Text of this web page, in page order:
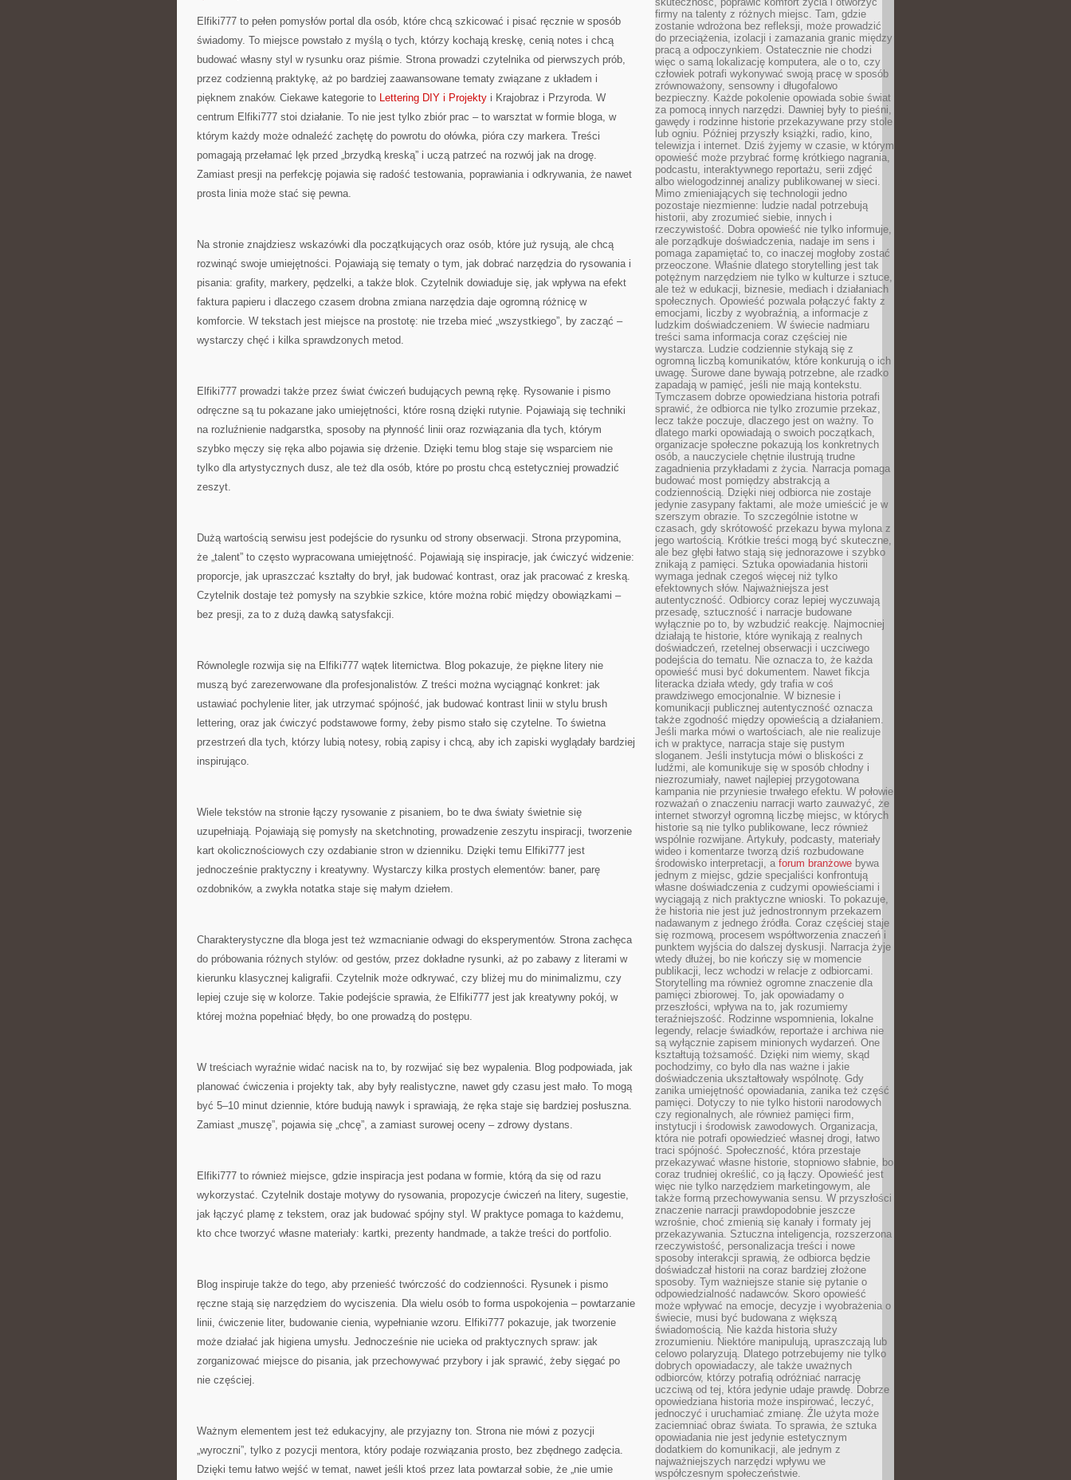
Elfiki777 to pełen pomysłów portal dla osób, które chcą szkicować i pisać ręcznie w sposób
świadomy. To miejsce powstało z myślą o tych, którzy kochają kreskę, cenią notes i chcą
budować własny styl w rysunku oraz piśmie. Strona prowadzi czytelnika od pierwszych prób,
przez codzienną praktykę, aż po bardziej zaawansowane tematy związane z układem i
pięknem znaków. Ciekawe kategorie to Lettering DIY i Projekty i Krajobraz i Przyroda. W
centrum Elfiki777 stoi działanie. To nie jest tylko zbiór prac – to warsztat w formie bloga, w
którym każdy może odnaleźć zachętę do powrotu do ołówka, pióra czy markera. Treści
pomagają przełamać lęk przed „brzydką kreską” i uczą patrzeć na rozwój jak na drogę.
Zamiast presji na perfekcję pojawia się radość testowania, poprawiania i odkrywania, że nawet
prosta linia może stać się pewna.
Na stronie znajdziesz wskazówki dla początkujących oraz osób, które już rysują, ale chcą
rozwinąć swoje umiejętności. Pojawiają się tematy o tym, jak dobrać narzędzia do rysowania i
pisania: grafity, markery, pędzelki, a także blok. Czytelnik dowiaduje się, jak wpływa na efekt
faktura papieru i dlaczego czasem drobna zmiana narzędzia daje ogromną różnicę w
komforcie. W tekstach jest miejsce na prostotę: nie trzeba mieć „wszystkiego”, by zacząć –
wystarczy chęć i kilka sprawdzonych metod.
Elfiki777 prowadzi także przez świat ćwiczeń budujących pewną rękę. Rysowanie i pismo
odręczne są tu pokazane jako umiejętności, które rosną dzięki rutynie. Pojawiają się techniki
na rozluźnienie nadgarstka, sposoby na płynność linii oraz rozwiązania dla tych, którym
szybko męczy się ręka albo pojawia się drżenie. Dzięki temu blog staje się wsparciem nie
tylko dla artystycznych dusz, ale też dla osób, które po prostu chcą estetyczniej prowadzić
zeszyt.
Dużą wartością serwisu jest podejście do rysunku od strony obserwacji. Strona przypomina,
że „talent” to często wypracowana umiejętność. Pojawiają się inspiracje, jak ćwiczyć widzenie:
proporcje, jak upraszczać kształty do brył, jak budować kontrast, oraz jak pracować z kreską.
Czytelnik dostaje też pomysły na szybkie szkice, które można robić między obowiązkami –
bez presji, za to z dużą dawką satysfakcji.
Równolegle rozwija się na Elfiki777 wątek liternictwa. Blog pokazuje, że piękne litery nie
muszą być zarezerwowane dla profesjonalistów. Z treści można wyciągnąć konkret: jak
ustawiać pochylenie liter, jak utrzymać spójność, jak budować kontrast linii w stylu brush
lettering, oraz jak ćwiczyć podstawowe formy, żeby pismo stało się czytelne. To świetna
przestrzeń dla tych, którzy lubią notesy, robią zapisy i chcą, aby ich zapiski wyglądały bardziej
inspirująco.
Wiele tekstów na stronie łączy rysowanie z pisaniem, bo te dwa światy świetnie się
uzupełniają. Pojawiają się pomysły na sketchnoting, prowadzenie zeszytu inspiracji, tworzenie
kart okolicznościowych czy ozdabianie stron w dzienniku. Dzięki temu Elfiki777 jest
jednocześnie praktyczny i kreatywny. Wystarczy kilka prostych elementów: baner, parę
ozdobników, a zwykła notatka staje się małym dziełem.
Charakterystyczne dla bloga jest też wzmacnianie odwagi do eksperymentów. Strona zachęca
do próbowania różnych stylów: od gestów, przez dokładne rysunki, aż po zabawy z literami w
kierunku klasycznej kaligrafii. Czytelnik może odkrywać, czy bliżej mu do minimalizmu, czy
lepiej czuje się w kolorze. Takie podejście sprawia, że Elfiki777 jest jak kreatywny pokój, w
której można popełniać błędy, bo one prowadzą do postępu.
W treściach wyraźnie widać nacisk na to, by rozwijać się bez wypalenia. Blog podpowiada, jak
planować ćwiczenia i projekty tak, aby były realistyczne, nawet gdy czasu jest mało. To mogą
być 5–10 minut dziennie, które budują nawyk i sprawiają, że ręka staje się bardziej posłuszna.
Zamiast „muszę”, pojawia się „chcę”, a zamiast surowej oceny – zdrowy dystans.
Elfiki777 to również miejsce, gdzie inspiracja jest podana w formie, którą da się od razu
wykorzystać. Czytelnik dostaje motywy do rysowania, propozycje ćwiczeń na litery, sugestie,
jak łączyć plamę z tekstem, oraz jak budować spójny styl. W praktyce pomaga to każdemu,
kto chce tworzyć własne materiały: kartki, prezenty handmade, a także treści do portfolio.
Blog inspiruje także do tego, aby przenieść twórczość do codzienności. Rysunek i pismo
ręczne stają się narzędziem do wyciszenia. Dla wielu osób to forma uspokojenia – powtarzanie
linii, ćwiczenie liter, budowanie cienia, wypełnianie wzoru. Elfiki777 pokazuje, jak tworzenie
może działać jak higiena umysłu. Jednocześnie nie ucieka od praktycznych spraw: jak
zorganizować miejsce do pisania, jak przechowywać przybory i jak sprawić, żeby sięgać po
nie częściej.
Ważnym elementem jest też edukacyjny, ale przyjazny ton. Strona nie mówi z pozycji
„wyroczni”, tylko z pozycji mentora, który podaje rozwiązania prosto, bez zbędnego zadęcia.
Dzięki temu łatwo wejść w temat, nawet jeśli ktoś przez lata powtarzał sobie, że „nie umie
firmy na talenty z różnych miejsc. Tam, gdzie
zostanie wdrożona bez refleksji, może prowadzić
do przeciążenia, izolacji i zamazania granic między
pracą a odpoczynkiem. Ostatecznie nie chodzi
więc o samą lokalizację komputera, ale o to, czy
człowiek potrafi wykonywać swoją pracę w sposób
zrównoważony, sensowny i długofalowo
bezpieczny. Każde pokolenie opowiada sobie świat
za pomocą innych narzędzi. Dawniej były to pieśni,
gawędy i rodzinne historie przekazywane przy stole
lub ogniu. Później przyszły książki, radio, kino,
telewizja i internet. Dziś żyjemy w czasie, w którym
opowieść może przybrać formę krótkiego nagrania,
podcastu, interaktywnego reportażu, serii zdjęć
albo wielogodzinnej analizy publikowanej w sieci.
Mimo zmieniających się technologii jedno
pozostaje niezmienne: ludzie nadal potrzebują
historii, aby zrozumieć siebie, innych i
rzeczywistość. Dobra opowieść nie tylko informuje,
ale porządkuje doświadczenia, nadaje im sens i
pomaga zapamiętać to, co inaczej mogłoby zostać
przeoczone. Właśnie dlatego storytelling jest tak
potężnym narzędziem nie tylko w kulturze i sztuce,
ale też w edukacji, biznesie, mediach i działaniach
społecznych. Opowieść pozwala połączyć fakty z
emocjami, liczby z wyobraźnią, a informacje z
ludzkim doświadczeniem. W świecie nadmiaru
treści sama informacja coraz częściej nie
wystarcza. Ludzie codziennie stykają się z
ogromną liczbą komunikatów, które konkurują o ich
uwagę. Surowe dane bywają potrzebne, ale rzadko
zapadają w pamięć, jeśli nie mają kontekstu.
Tymczasem dobrze opowiedziana historia potrafi
sprawić, że odbiorca nie tylko zrozumie przekaz,
lecz także poczuje, dlaczego jest on ważny. To
dlatego marki opowiadają o swoich początkach,
organizacje społeczne pokazują los konkretnych
osób, a nauczyciele chętnie ilustrują trudne
zagadnienia przykładami z życia. Narracja pomaga
budować most pomiędzy abstrakcją a
codziennością. Dzięki niej odbiorca nie zostaje
jedynie zasypany faktami, ale może umieścić je w
szerszym obrazie. To szczególnie istotne w
czasach, gdy skrótowość przekazu bywa mylona z
jego wartością. Krótkie treści mogą być skuteczne,
ale bez głębi łatwo stają się jednorazowe i szybko
znikają z pamięci. Sztuka opowiadania historii
wymaga jednak czegoś więcej niż tylko
efektownych słów. Najważniejsza jest
autentyczność. Odbiorcy coraz lepiej wyczuwają
przesadę, sztuczność i narracje budowane
wyłącznie po to, by wzbudzić reakcję. Najmocniej
działają te historie, które wynikają z realnych
doświadczeń, rzetelnej obserwacji i uczciwego
podejścia do tematu. Nie oznacza to, że każda
opowieść musi być dokumentem. Nawet fikcja
literacka działa wtedy, gdy trafia w coś
prawdziwego emocjonalnie. W biznesie i
komunikacji publicznej autentyczność oznacza
także zgodność między opowieścią a działaniem.
Jeśli marka mówi o wartościach, ale nie realizuje
ich w praktyce, narracja staje się pustym
sloganem. Jeśli instytucja mówi o bliskości z
ludźmi, ale komunikuje się w sposób chłodny i
niezrozumiały, nawet najlepiej przygotowana
kampania nie przyniesie trwałego efektu. W połowie
rozważań o znaczeniu narracji warto zauważyć, że
internet stworzył ogromną liczbę miejsc, w których
historie są nie tylko publikowane, lecz również
wspólnie rozwijane. Artykuły, podcasty, materiały
wideo i komentarze tworzą dziś rozbudowane
środowisko interpretacji, a forum branżowe bywa
jednym z miejsc, gdzie specjaliści konfrontują
własne doświadczenia z cudzymi opowieściami i
wyciągają z nich praktyczne wnioski. To pokazuje,
że historia nie jest już jednostronnym przekazem
nadawanym z jednego źródła. Coraz częściej staje
się rozmową, procesem współtworzenia znaczeń i
punktem wyjścia do dalszej dyskusji. Narracja żyje
wtedy dłużej, bo nie kończy się w momencie
publikacji, lecz wchodzi w relacje z odbiorcami.
Storytelling ma również ogromne znaczenie dla
pamięci zbiorowej. To, jak opowiadamy o
przeszłości, wpływa na to, jak rozumiemy
teraźniejszość. Rodzinne wspomnienia, lokalne
legendy, relacje świadków, reportaże i archiwa nie
są wyłącznie zapisem minionych wydarzeń. One
kształtują tożsamość. Dzięki nim wiemy, skąd
pochodzimy, co było dla nas ważne i jakie
doświadczenia ukształtowały wspólnotę. Gdy
zanika umiejętność opowiadania, zanika też część
pamięci. Dotyczy to nie tylko historii narodowych
czy regionalnych, ale również pamięci firm,
instytucji i środowisk zawodowych. Organizacja,
która nie potrafi opowiedzieć własnej drogi, łatwo
traci spójność. Społeczność, która przestaje
przekazywać własne historie, stopniowo słabnie, bo
coraz trudniej określić, co ją łączy. Opowieść jest
więc nie tylko narzędziem marketingowym, ale
także formą przechowywania sensu. W przyszłości
znaczenie narracji prawdopodobnie jeszcze
wzrośnie, choć zmienią się kanały i formaty jej
przekazywania. Sztuczna inteligencja, rozszerzona
rzeczywistość, personalizacja treści i nowe
sposoby interakcji sprawią, że odbiorca będzie
doświadczał historii na coraz bardziej złożone
sposoby. Tym ważniejsze stanie się pytanie o
odpowiedzialność nadawców. Skoro opowieść
może wpływać na emocje, decyzje i wyobrażenia o
świecie, musi być budowana z większą
świadomością. Nie każda historia służy
zrozumieniu. Niektóre manipulują, upraszczają lub
celowo polaryzują. Dlatego potrzebujemy nie tylko
dobrych opowiadaczy, ale także uważnych
odbiorców, którzy potrafią odróżniać narrację
uczciwą od tej, która jedynie udaje prawdę. Dobrze
opowiedziana historia może inspirować, leczyć,
jednoczyć i uruchamiać zmianę. Źle użyta może
zaciemniać obraz świata. To sprawia, że sztuka
opowiadania nie jest jedynie estetycznym
dodatkiem do komunikacji, ale jednym z
najważniejszych narzędzi wpływu we
współczesnym społeczeństwie.